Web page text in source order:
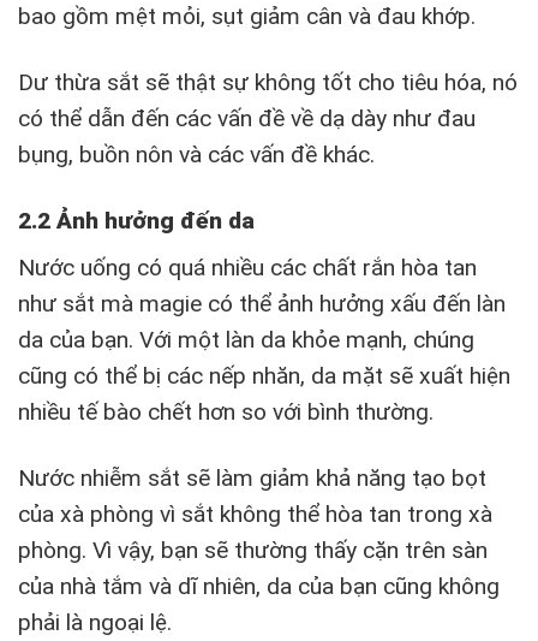
bao gồm mệt mỏi, sụt giảm cân và đau khớp.
Dư thừa sắt sẽ thật sự không tốt cho tiêu hóa, nó
có thể dẫn đến các vấn đề về dạ dày như đau
bụng, buồn nôn và các vấn đề khác.
2.2 Ảnh hưởng đến da
Nước uống có quá nhiều các chất rắn hòa tan
như sắt mà magie có thể ảnh hưởng xấu đến làn
da của bạn. Với một làn da khỏe mạnh, chúng
cũng có thể bị các nếp nhăn, da mặt sẽ xuất hiện
nhiều tế bào chết hơn so với bình thường.
Nước nhiễm sắt sẽ làm giảm khả năng tạo bọt
của xà phòng vì sắt không thể hòa tan trong xà
phòng. Vì vậy, bạn sẽ thường thấy cặn trên sàn
của nhà tắm và dĩ nhiên, da của bạn cũng không
phải là ngoại lệ.